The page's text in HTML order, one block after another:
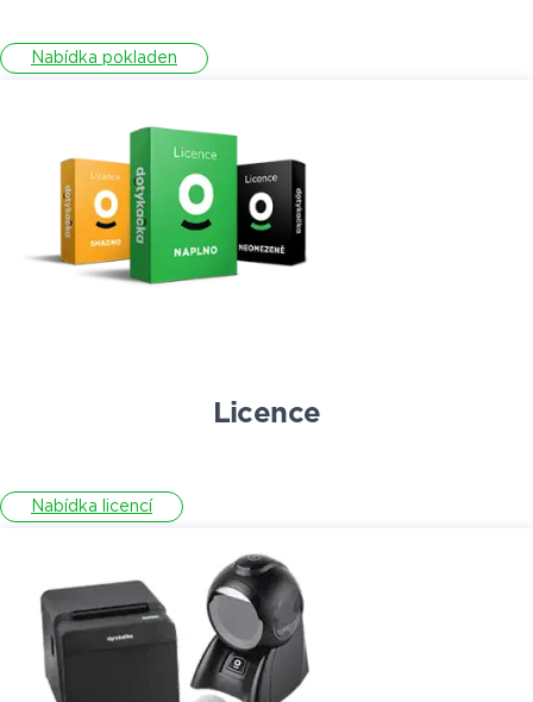
Nabídka pokladen
Licence
Nabídka licencí